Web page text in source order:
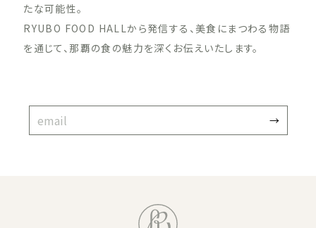
たな可能性。
RYUBO FOOD HALLから発信する、美食にまつわる物語
を通じて、那覇の食の魅力を深くお伝えいたします。